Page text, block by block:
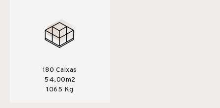
180 Caixas
54,00m2
1065 Kg